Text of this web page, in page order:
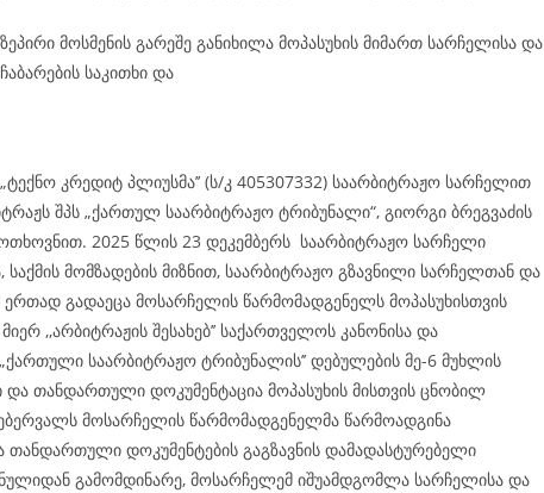
მოსმენის გარეშე განიხილა მოპასუხის მიმართ სარჩელისა და
საკითხი და
კრედიტ პლიუსმა’’ (ს/კ 405307332) საარბიტრაჟო სარჩელით
შპს „ქართულ საარბიტრაჟო ტრიბუნალი“, გიორგი ბრეგვაძის
2025 წლის 23 დეკემბერს საარბიტრაჟო სარჩელი
საქმის მომზადების მიზნით, საარბიტრაჟო გზავნილი სარჩელთან და
გადაეცა მოსარჩელის წარმომადგენელს მოპასუხისთვის
,,არბიტრაჟის შესახებ’’ საქართველოს კანონისა და
საარბიტრაჟო ტრიბუნალის’’ დებულების მე-6 მუხლის
და თანდართული დოკუმენტაცია მოპასუხის მისთვის ცნობილ
მოსარჩელის წარმომადგენელმა წარმოადგინა
თანდართული დოკუმენტების გაგზავნის დამადასტურებელი
გამომდინარე, მოსარჩელემ იშუამდგომლა სარჩელისა და